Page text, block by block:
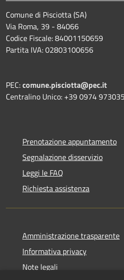
Comune di Pisciotta (SA)
Via Roma, 39 - 84066
Codice Fiscale: 84001150659
Partita IVA: 02803100656
PEC:comune.pisciotta@pec.it
Centralino Unico: +39 0974
Prenotazione appuntamento
Segnalazione disservizio
Leggi le FAQ
Richiesta assistenza
Amministrazione trasparente
Informativa privacy
Note legali